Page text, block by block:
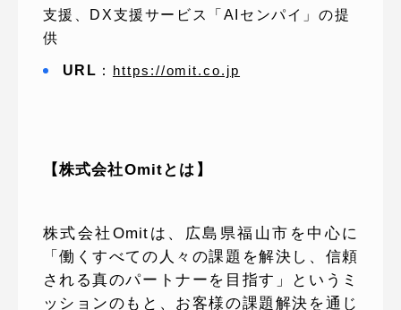
支援、DX支援サービス「AIセンパイ」の提
供
URL ： https://omit.co.jp
【株式会社Omitとは】
株式会社Omitは、広島県福山市を中心に
「働くすべての人々の課題を解決し、信頼
される真のパートナーを目指す」というミ
ッションのもと、お客様の課題解決を通じ